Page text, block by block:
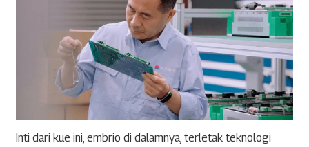
Inti dari kue ini, embrio di dalamnya, terletak teknologi